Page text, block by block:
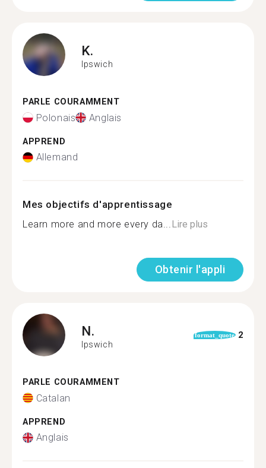
K.
Ipswich
PARLE COURAMMENT
Polonais Anglais
APPREND
Allemand
Mes objectifs d'apprentissage
Learn more and more every da...Lire plus
Obtenir l'appli
N.
Ipswich
format_quote 2
PARLE COURAMMENT
Catalan
APPREND
Anglais